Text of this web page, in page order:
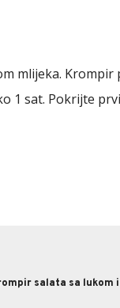
mlijeka. Krompir
1 sat. Pokrijte
salata sa lukom